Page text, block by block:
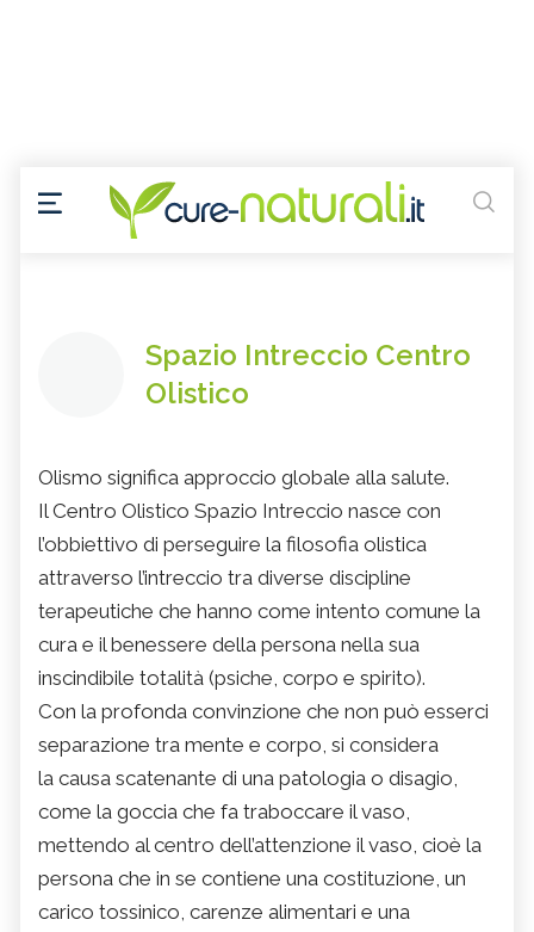
Spazio Intreccio Centro
Olistico
Olismo significa approccio globale alla salute.
Il Centro Olistico Spazio Intreccio nasce con
l’obbiettivo di perseguire la filosofia olistica
attraverso l’intreccio tra diverse discipline
terapeutiche che hanno come intento comune la
cura e il benessere della persona nella sua
inscindibile totalità (psiche, corpo e spirito).
Con la profonda convinzione che non può esserci
separazione tra mente e corpo, si considera
la causa scatenante di una patologia o disagio,
come la goccia che fa traboccare il vaso,
mettendo al centro dell’attenzione il vaso, cioè la
persona che in se contiene una costituzione, un
carico tossinico, carenze alimentari e una